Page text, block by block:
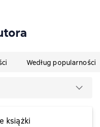
Według popularności
książki